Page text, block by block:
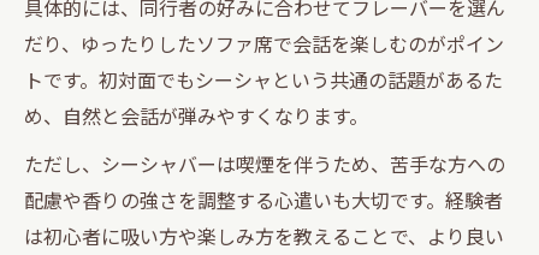
具体的には、同行者の好みに合わせてフレーバーを選ん
だり、ゆったりしたソファ席で会話を楽しむのがポイン
トです。初対面でもシーシャという共通の話題があるた
め、自然と会話が弾みやすくなります。
ただし、シーシャバーは喫煙を伴うため、苦手な方への
配慮や香りの強さを調整する心遣いも大切です。経験者
は初心者に吸い方や楽しみ方を教えることで、より良い